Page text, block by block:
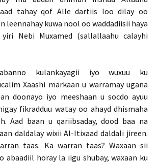
tahay qof Alle dartiis loo dilay oo
leennahay kuwa nool oo waddadiisii haya
Nebi Muxamed (sallallaahu calayhi
kulankayagii iyo wuxuu ku
Xaashi markaan u warramay ugana
doonayo iyo meeshaan u socdo ayuu
fikradduu watay oo ahayd dhismaha
Aad baan u qariibsaday, dood baa na
daldalay wixii Al-Itixaad daldali jireen.
taas. Ka warran taas? Waxaan sii
abaadiil horay la iigu shubay, waxaan ku